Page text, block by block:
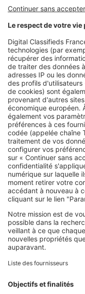
Image
Image
SeLoger c'est aussi
Retrouvez-nous sur ...